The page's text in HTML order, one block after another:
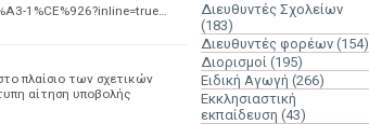
1%CE%926?inline=true…
πλαίσιο των σχετικών
αίτηση υποβολής
Διευθυντές Σχολείων
(183)
Διευθυντές φορέων (154)
Διορισμοί (195)
Ειδική Αγωγή (266)
Εκκλησιαστική
εκπαίδευση (43)